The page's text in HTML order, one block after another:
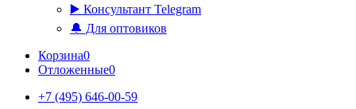
▶️ Консультант Telegram
🔔 Для оптовиков
Корзина0
Отложенные0
+7 (495) 646-00-59